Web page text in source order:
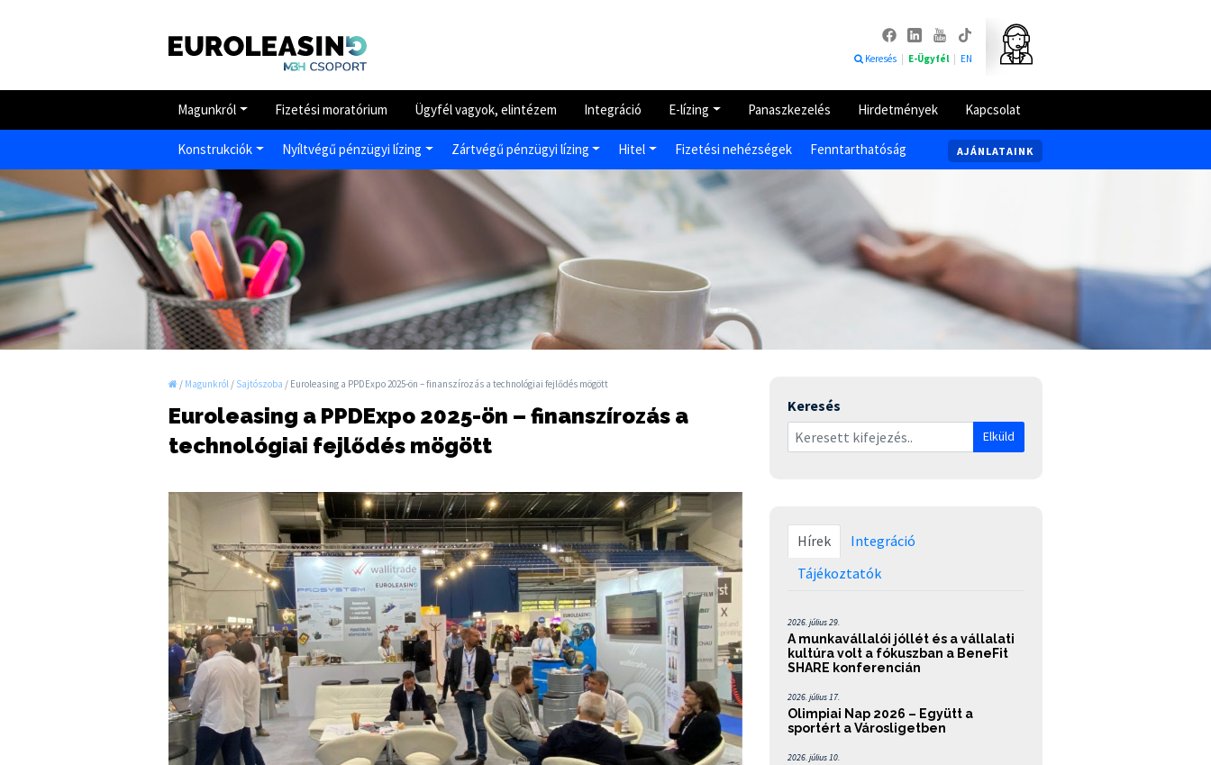
Keresés E-Ügyfél EN
Magunkról Fizetési moratórium Ügyfél vagyok, elintézem Integráció E-lízing Panaszkezelés Hirdetmények Kapcsolat
Konstrukciók Nyíltvégű pénzügyi lízing Zártvégű pénzügyi lízing Hitel Fizetési nehézségek Fenntarthatóság AJÁNLATAINK
/ Magunkról / Sajtószoba / Euroleasing a PPDExpo 2025-ön – finanszírozás a technológiai fejlődés mögött
Euroleasing a PPDExpo 2025-ön – finanszírozás a
technológiai fejlődés mögött
Keresés
Elküld
Hírek
Integráció
Tájékoztatók
2026. július 29.
A munkavállalói jóllét és a vállalati
kultúra volt a fókuszban a BeneFit
SHARE konferencián
2026. július 17.
Olimpiai Nap 2026 – Együtt a
sportért a Városligetben
2026. július 10.